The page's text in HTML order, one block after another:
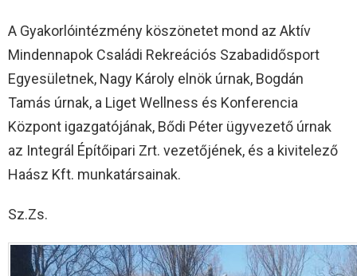
A Gyakorlóintézmény köszönetet mond az Aktív
Mindennapok Családi Rekreációs Szabadidősport
Egyesületnek, Nagy Károly elnök úrnak, Bogdán
Tamás úrnak, a Liget Wellness és Konferencia
Központ igazgatójának, Bődi Péter ügyvezető úrnak
az Integrál Építőipari Zrt. vezetőjének, és a kivitelező
Haász Kft. munkatársainak.
Sz.Zs.